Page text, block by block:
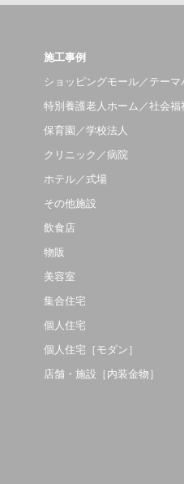
施工事例
ショッピングモール／テーマ
特別養護老人ホーム／社会福
保育園／学校法人
クリニック／病院
ホテル／式場
その他施設
飲食店
物販
美容室
集合住宅
個人住宅
個人住宅［モダン］
店舗・施設［内装金物］